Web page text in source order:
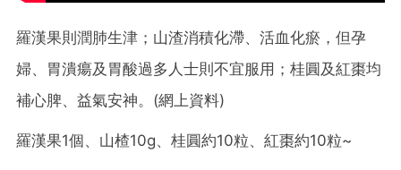
羅漢果則潤肺生津；山渣消積化滯、活血化瘀，但孕
婦、胃潰瘍及胃酸過多人士則不宜服用；桂圓及紅棗均
補心脾、益氣安神。(網上資料)
羅漢果1個、山楂10g、桂圓約10粒、紅棗約10粒~